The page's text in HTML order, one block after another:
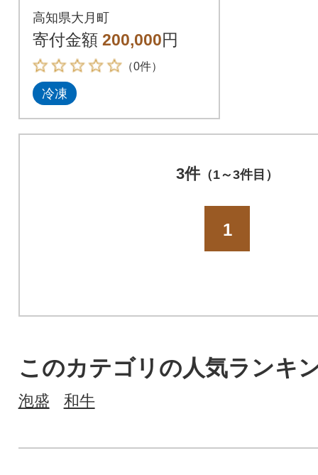
本まぐろ 大容量 不定
貫 刺身 まぐろ 業務用
訳あり
高知県大月町
寄付金額 200,000円
（0件）
冷凍
3件（1～3件目）
1
このカテゴリの人気ランキ
泡盛 和牛